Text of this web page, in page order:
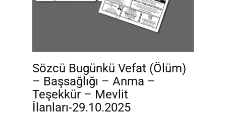
Sözcü Bugünkü Vefat (Ölüm)
– Başsağlığı – Anma –
Teşekkür – Mevlit
İlanları-29.10.2025